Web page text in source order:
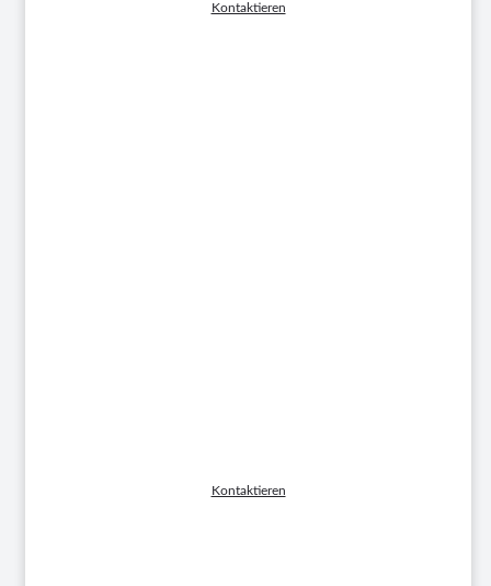
Kontaktieren
Kontaktieren